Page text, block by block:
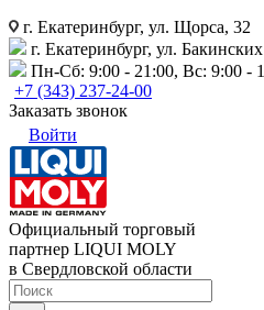
г. Екатеринбург, ул. Щорса, 32
г. Екатеринбург, ул.
Пн-Сб: 9:00 - 21:00, Вс: 9:00 -
+7 (343) 237-24-00
Заказать звонок
Войти
Официальный торговый
партнер LIQUI MOLY
в Свердловской области